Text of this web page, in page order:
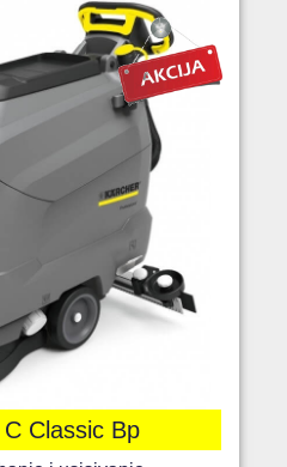
Classic Bp